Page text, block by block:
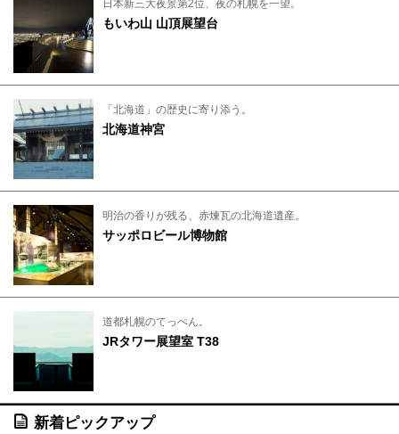
日本新三大夜景第2位、夜の札幌を一望。
もいわ山 山頂展望台
「北海道」の歴史に寄り添う。
北海道神宮
明治の香りが残る、赤煉瓦の北海道遺産。
サッポロビール博物館
道都札幌のてっぺん。
JRタワー展望室 T38
新着ピックアップ